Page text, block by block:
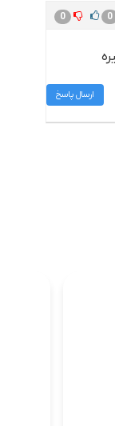
0 0
ارسال پاسخ